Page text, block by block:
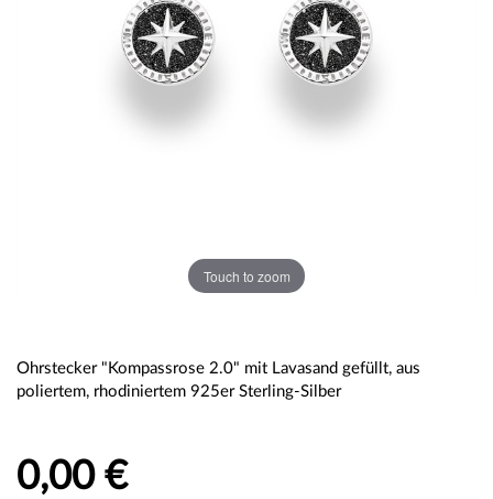
Touch to zoom
Ohrstecker "Kompassrose 2.0" mit Lavasand gefüllt, aus
poliertem, rhodiniertem 925er Sterling-Silber
0,00 €